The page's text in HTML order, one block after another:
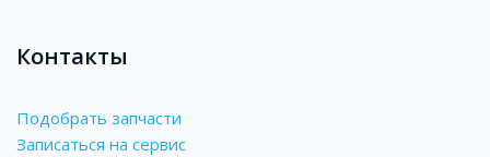
Контакты
Подобрать запчасти
Записаться на сервис